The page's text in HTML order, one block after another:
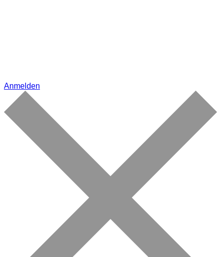
Anmelden